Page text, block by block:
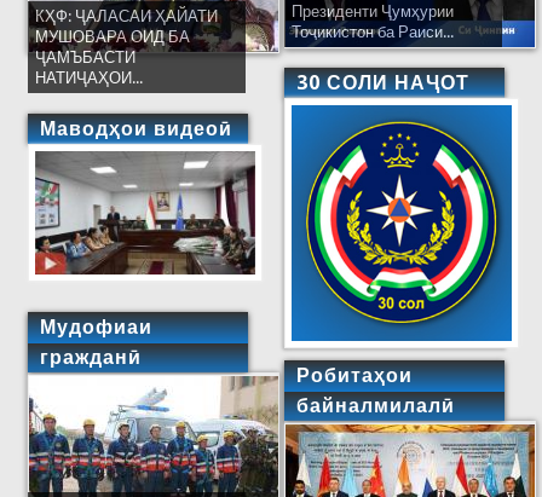
КҲФ: ҶАЛАСАИ ҲАЙАТИ
МУШОВАРА ОИД БА
ҶАМЪБАСТИ
НАТИҶАҲОИ...
Маводҳои видеоӣ
Мудофиаи
гражданӣ
Президенти Ҷумҳурии
Тоҷикистон ба Раиси...
30 СОЛИ НАҶОТ
Робитаҳои
байналмилалӣ